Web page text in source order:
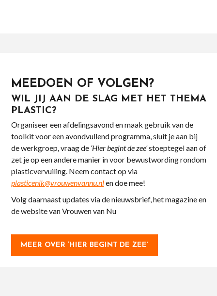
MEEDOEN OF VOLGEN?
WIL JIJ AAN DE SLAG MET HET THEMA
PLASTIC?
Organiseer een afdelingsavond en maak gebruik van de
toolkit voor een avondvullend programma, sluit je aan bij
de werkgroep, vraag de ‘Hier begint de zee’stoeptegel aan of
zet je op een andere manier in voor bewustwording rondom
plasticvervuiling. Neem contact op via
plasticenik@vrouwenvannu.nlen doe mee!
Volg daarnaast updates via de nieuwsbrief, het magazine en
de website van Vrouwen van Nu
MEER OVER ‘HIER BEGINT DE ZEE’